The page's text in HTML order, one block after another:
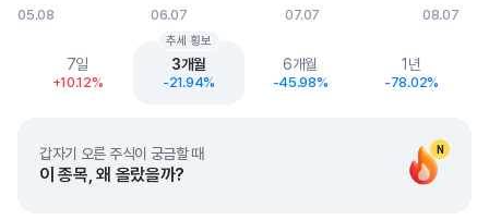
05.08 06.07 07.07 08.07
End of interactive chart.
7일
+10.12%
3개월
-21.94%
추세 횡보
6개월
-45.98%
1년
-78.02%
N
갑자기 오른 주식이 궁금할 때
이 종목, 왜 올랐을까?